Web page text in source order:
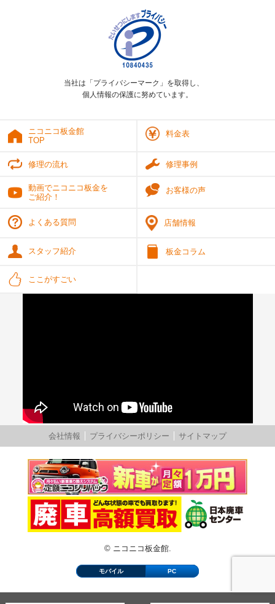
当社は「プライバシーマーク」を取得し、
個人情報の保護に努めています。
ニコニコ板金館
TOP
料金表
修理の流れ 修理事例
動画でニコニコ板金を
ご紹介！
お客様の声
よくある質問 店舗情報
スタッフ紹介 板金コラム
ここがすごい
会社情報 プライバシーポリシー サイトマップ
© ニコニコ板金館.
モバイル PC